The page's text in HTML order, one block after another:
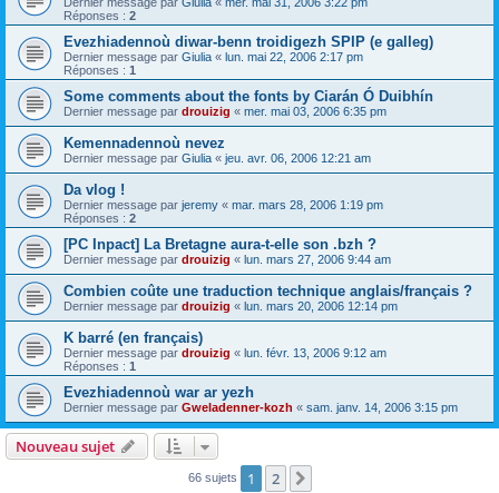
Réponses : 2
Evezhiadennoù diwar-benn troidigezh SPIP (e galleg)
Dernier message par Giulia « lun. mai 22, 2006 2:17 pm
Réponses : 1
Some comments about the fonts by Ciarán Ó Duibhín
Dernier message par drouizig « mer. mai 03, 2006 6:35 pm
Kemennadennoù nevez
Dernier message par Giulia « jeu. avr. 06, 2006 12:21 am
Da vlog !
Dernier message par jeremy « mar. mars 28, 2006 1:19 pm
Réponses : 2
[PC Inpact] La Bretagne aura-t-elle son .bzh ?
Dernier message par drouizig « lun. mars 27, 2006 9:44 am
Combien coûte une traduction technique anglais/français ?
Dernier message par drouizig « lun. mars 20, 2006 12:14 pm
K barré (en français)
Dernier message par drouizig « lun. févr. 13, 2006 9:12 am
Réponses : 1
Evezhiadennoù war ar yezh
Dernier message par Gweladenner-kozh « sam. janv. 14, 2006 3:15 pm
Nouveau sujet
66 sujets 1 2